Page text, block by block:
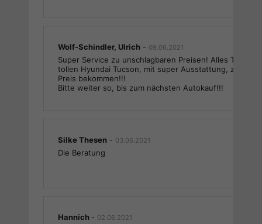
Wolf-Schindler, Ulrich - 09.06.2021
Super Service zu unschlagbaren Preisen! Alles Top,
tollen Hyundai Tucson, mit super Ausstattung, zu
Preis bekommen!!!
Bitte weiter so, bis zum nächsten Autokauf!!!
Silke Thesen - 03.06.2021
Die Beratung
Hannich - 02.06.2021